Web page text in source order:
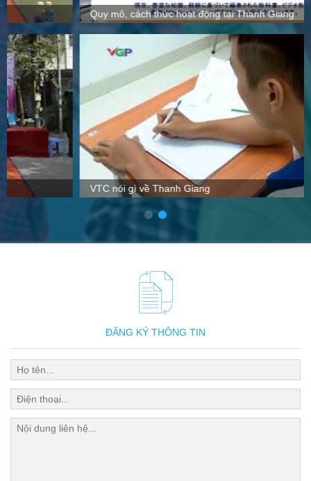
Quy mô, cách thức hoạt động tại Thanh Giang
VTC nói gì về Thanh Giang
ĐĂNG KÝ THÔNG TIN